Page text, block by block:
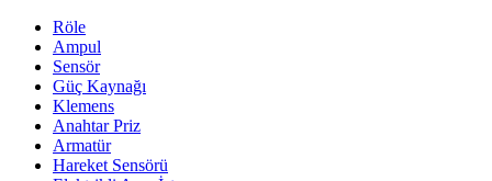
Röle
Ampul
Sensör
Güç Kaynağı
Klemens
Anahtar Priz
Armatür
Hareket Sensörü